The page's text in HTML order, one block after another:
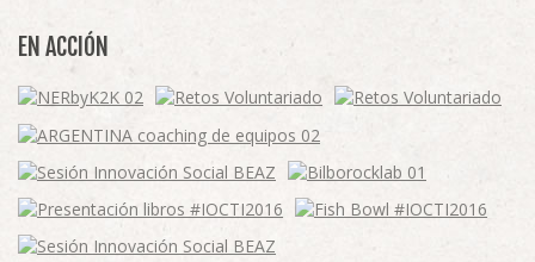
EN ACCIÓN